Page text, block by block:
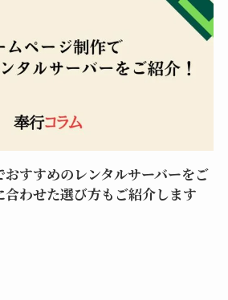
すすめのレンタルサーバーをご
わせた選び方もご紹介します